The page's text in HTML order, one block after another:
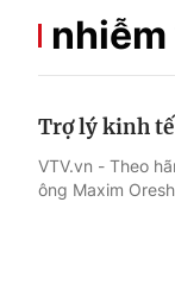
Chính trị
Thế giới đó
Trợ lý kinh
VTV.vn - Theo
ông Maxim